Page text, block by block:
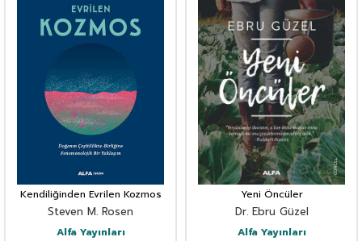
Kendiliğinden Evrilen Kozmos
Steven M. Rosen
Alfa Yayınları
Yeni Öncüler
Dr. Ebru Güzel
Alfa Yayınları